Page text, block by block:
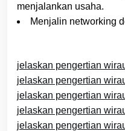
menjalankan usaha.
Menjalin networking
jelaskan pengertian
jelaskan pengertian
jelaskan pengertian
jelaskan pengertian
jelaskan pengertian